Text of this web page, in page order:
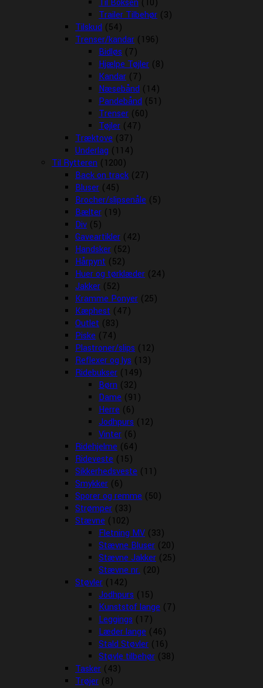
Til Boksen (10)
Trailer Tilbehør (3)
Tilskud (54)
Trenser/kandar (196)
Bidløs (7)
Hjælpe Tøjler (8)
Kandar (7)
Næsebånd (14)
Pandebånd (51)
Trenser (60)
Tøjler (47)
Træktove (37)
Underlag (114)
Til Rytteren (1200)
Back on track (27)
Bluser (45)
Brocher/slipsenåle (5)
Bælter (19)
Div (5)
Gaveartikler (42)
Handsker (52)
Hårpynt (52)
Huer og tørklæder (24)
Jakker (52)
Kramme Ponyer (25)
Kæphest (47)
Outlet (83)
Piske (74)
Plastroner/slips (12)
Reflexer og lys (13)
Ridebukser (149)
Børn (32)
Dame (91)
Herre (6)
Jodhpurs (12)
Vinter (6)
Ridehjelme (64)
Rideveste (15)
Sikkerhedsveste (11)
Smykker (6)
Sporer og remme (50)
Strømper (33)
Stævne (102)
Fletning MV (33)
Stævne Bluser (20)
Stævne Jakker (25)
Stævne nr. (20)
Støvler (142)
Jodhpurs (15)
Kunststof lange (7)
Leggings (17)
Læder lange (46)
Stald Støvler (16)
Støvle tilbehør (38)
Tasker (43)
Trøjer (8)